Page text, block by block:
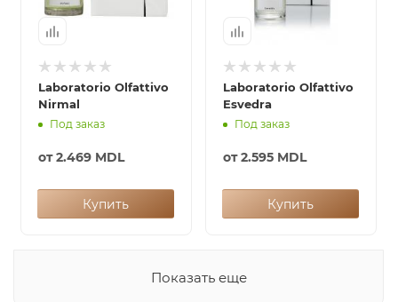
Laboratorio Olfattivo
Nirmal
Под заказ
от2.469 MDL
Купить
Laboratorio Olfattivo
Esvedra
Под заказ
от2.595 MDL
Купить
Показать еще